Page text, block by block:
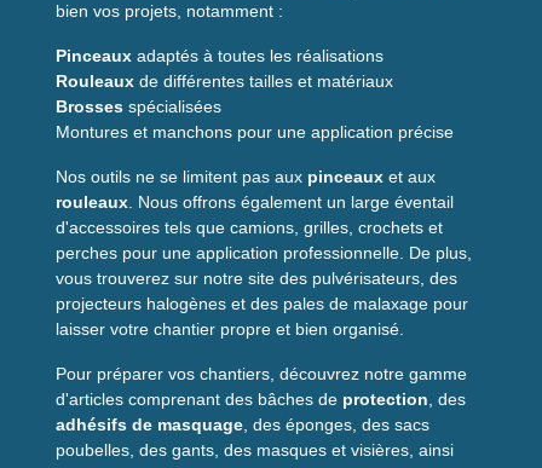
bien vos projets, notamment :
Pinceaux adaptés à toutes les réalisations
Rouleaux de différentes tailles et matériaux
Brosses spécialisées
Montures et manchons pour une application précise
Nos outils ne se limitent pas aux pinceaux et aux
rouleaux . Nous offrons également un large éventail
d'accessoires tels que camions, grilles, crochets et
perches pour une application professionnelle. De plus,
vous trouverez sur notre site des pulvérisateurs, des
projecteurs halogènes et des pales de malaxage pour
laisser votre chantier propre et bien organisé.
Pour préparer vos chantiers, découvrez notre gamme
d'articles comprenant des bâches de protection , des
adhésifs de masquage , des éponges, des sacs
poubelles, des gants, des masques et visières, ainsi